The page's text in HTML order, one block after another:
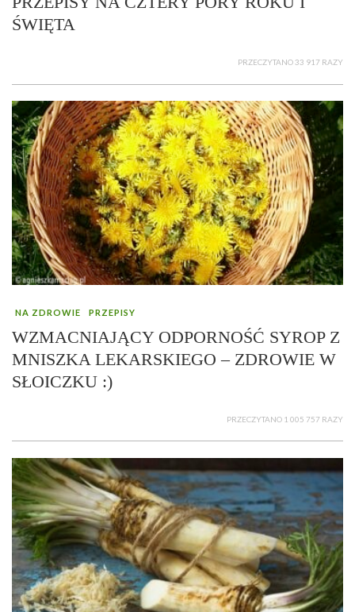
ŚWIĘTA
PRZECZYTANO 33 917 RAZY
NA ZDROWIE PRZEPISY
WZMACNIAJĄCY ODPORNOŚĆ SYROP Z
MNISZKA LEKARSKIEGO – ZDROWIE W
SŁOICZKU :)
PRZECZYTANO 1 005 757 RAZY